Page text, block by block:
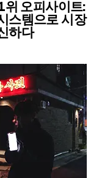
위 오피사이트:
스템으로 시장
하다